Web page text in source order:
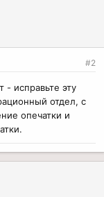
#2
- исправьте эту
отдел, с
опечатки и